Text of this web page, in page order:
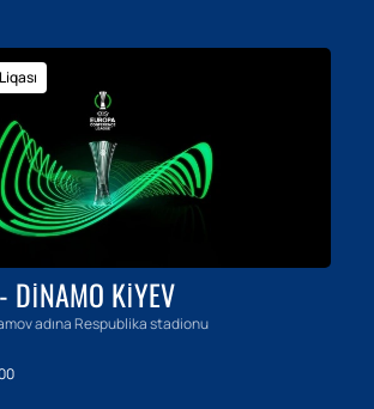
DINAMO KIYEV
adına Respublika stadionu